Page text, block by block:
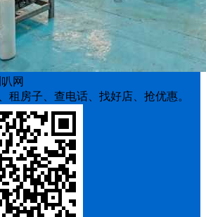
网
租房子、查电话、找好店、抢优惠。